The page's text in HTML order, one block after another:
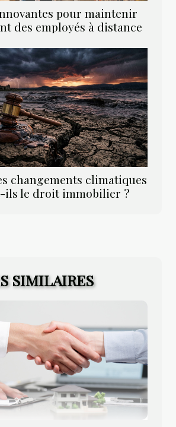
pour maintenir
des employés à distance
changements climatiques
ils le droit immobilier ?
SIMILAIRES